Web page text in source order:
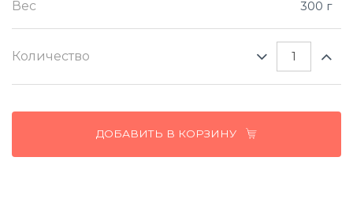
Вес 300 г
Количество
ДОБАВИТЬ В КОРЗИНУ